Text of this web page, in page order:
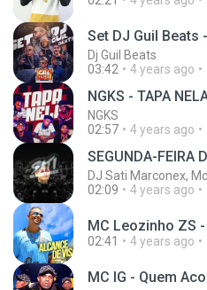
Dj Guil Beats
03:42
4 years ago
NGKS - TAPA
NGKS
02:57
4 years ago
DJ Sati Marconex,
02:09
4 years ago
02:41 4 years ago